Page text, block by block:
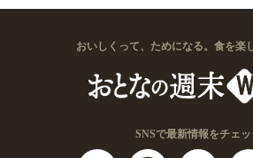
おいしくって、ためになる。食を楽
SNSで最新情報をチェッ